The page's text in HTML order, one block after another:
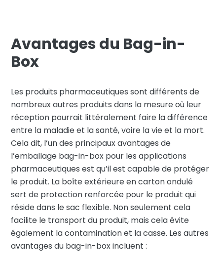
Avantages du Bag-in-
Box
Les produits pharmaceutiques sont différents de
nombreux autres produits dans la mesure où leur
réception pourrait littéralement faire la différence
entre la maladie et la santé, voire la vie et la mort.
Cela dit, l’un des principaux avantages de
l’emballage bag-in-box pour les applications
pharmaceutiques est qu’il est capable de protéger
le produit. La boîte extérieure en carton ondulé
sert de protection renforcée pour le produit qui
réside dans le sac flexible. Non seulement cela
facilite le transport du produit, mais cela évite
également la contamination et la casse. Les autres
avantages du bag-in-box incluent :